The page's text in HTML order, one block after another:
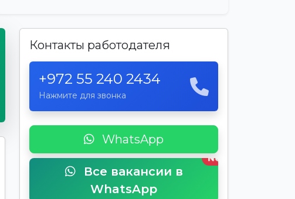
Контакты работодателя
+972 55 240 2434
Нажмите для звонка
WhatsApp
Все вакансии в
WhatsApp
New